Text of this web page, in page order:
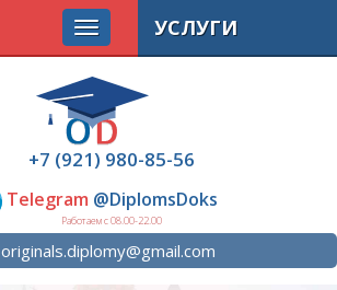
+7 (921) 980-85-56
Telegram @DiplomsDoks
Работаем с 08.00-22.00
originals.diplomy@gmail.com
УСЛУГИ